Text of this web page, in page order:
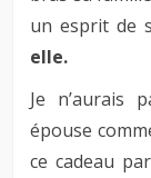
un esprit de
elle.
Je n’aurais
épouse
ce cadeau